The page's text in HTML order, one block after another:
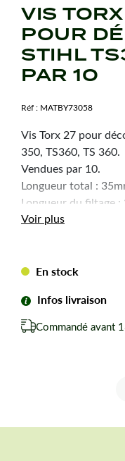
VIS
POUR
STIHL
PAR 10
Réf : MATBY73058
Vis Torx 27 pour
350, TS360, TS 360.
​Vendues par 10.
Longueur total :
Longueur du filtage :
Diamètre du filtage :
Voir plus
En stock
Infos livraison
Commandé avant